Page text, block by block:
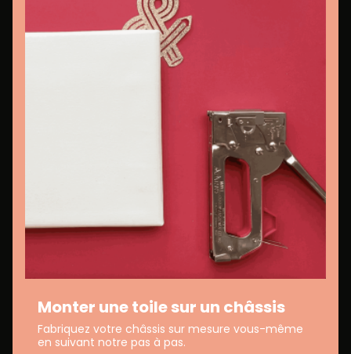
Monter une toile sur un châssis
Fabriquez votre châssis sur mesure vous-même
en suivant notre pas à pas.